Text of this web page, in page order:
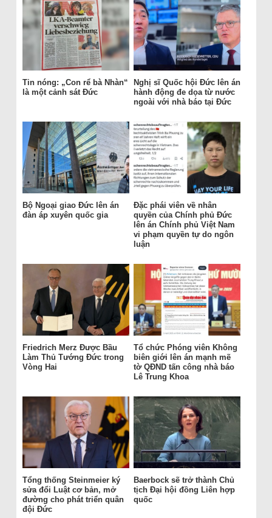
Tin nóng: „Con rể bà Nhàn“
là một cảnh sát Đức
Nghị sĩ Quốc hội Đức lên án
hành động đe dọa từ nước
ngoài với nhà báo tại Đức
Bộ Ngoại giao Đức lên án
đàn áp xuyên quốc gia
Đặc phái viên về nhân
quyền của Chính phủ Đức
lên án Chính phủ Việt Nam
vi phạm quyền tự do ngôn
luận
Friedrich Merz Được Bầu
Làm Thủ Tướng Đức trong
Vòng Hai
Tổ chức Phóng viên Không
biên giới lên án mạnh mẽ
tờ QĐND tấn công nhà báo
Lê Trung Khoa
Tổng thống Steinmeier ký
sửa đổi Luật cơ bản, mở
đường cho phát triển quân
đội Đức
Baerbock sẽ trở thành Chủ
tịch Đại hội đồng Liên hợp
quốc